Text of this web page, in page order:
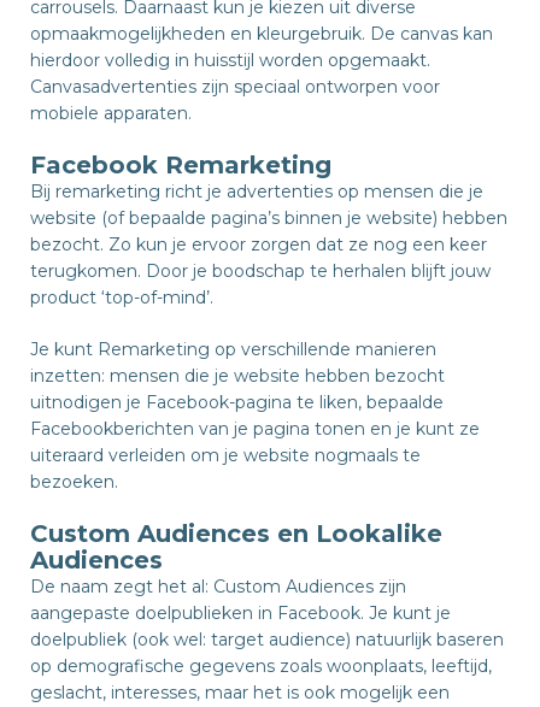
carrousels. Daarnaast kun je kiezen uit diverse
opmaakmogelijkheden en kleurgebruik. De canvas kan
hierdoor volledig in huisstijl worden opgemaakt.
Canvasadvertenties zijn speciaal ontworpen voor
mobiele apparaten.
Facebook Remarketing
Bij remarketing richt je advertenties op mensen die je
website (of bepaalde pagina’s binnen je website) hebben
bezocht. Zo kun je ervoor zorgen dat ze nog een keer
terugkomen. Door je boodschap te herhalen blijft jouw
product ‘top-of-mind’.
Je kunt Remarketing op verschillende manieren
inzetten: mensen die je website hebben bezocht
uitnodigen je Facebook-pagina te liken, bepaalde
Facebookberichten van je pagina tonen en je kunt ze
uiteraard verleiden om je website nogmaals te
bezoeken.
Custom Audiences en Lookalike
Audiences
De naam zegt het al: Custom Audiences zijn
aangepaste doelpublieken in Facebook. Je kunt je
doelpubliek (ook wel: target audience) natuurlijk baseren
op demografische gegevens zoals woonplaats, leeftijd,
geslacht, interesses, maar het is ook mogelijk een